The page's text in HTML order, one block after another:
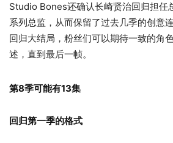
Studio Bones还确认长崎贤治回归担任
系列总监，从而保留了过去几季的创意
回归大结局，粉丝们可以期待一致的角
述，直到最后一帧。
第8季可能有13集
回归第一季的格式